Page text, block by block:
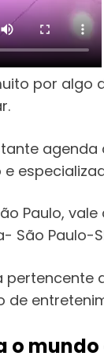
por algo
agenda
Paulo,
São Paulo-
pertencente
de
o